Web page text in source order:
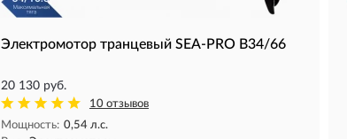
Электромотор транцевый SEA-PRO B34/66
20 130 руб.
10 отзывов
Мощность: 0,54 л.с.